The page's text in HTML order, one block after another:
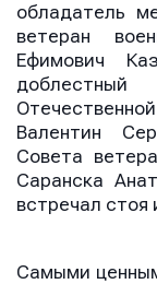
обладатель
ветеран
Ефимович
Валентин
Совета
Саранска
встречал
Самыми